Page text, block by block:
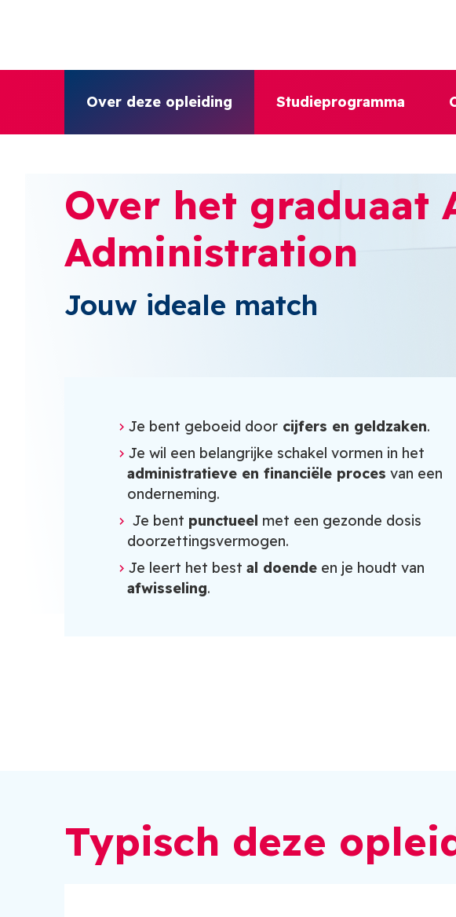
Over deze opleiding Studieprogramma
Over het graduaat
Administration
Jouw ideale match
Je bent geboeid door cijfers en geldzaken.
Je wil een belangrijke schakel vormen in het
administratieve en financiële proces van een
onderneming.
Je bent punctueel met een gezonde dosis
doorzettingsvermogen.
Je leert het best al doende en je houdt van
afwisseling.
Typisch deze